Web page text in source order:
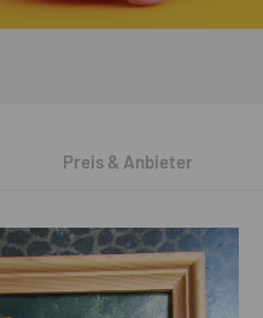
Preis & Anbieter